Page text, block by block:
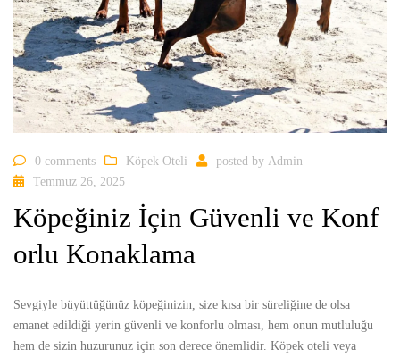
0 comments Köpek Oteli posted by Admin
Temmuz 26, 2025
Köpeğiniz İçin Güvenli ve Konf
orlu Konaklama
Sevgiyle büyüttüğünüz köpeğinizin, size kısa bir süreliğine de olsa
emanet edildiği yerin güvenli ve konforlu olması, hem onun mutluluğu
hem de sizin huzurunuz için son derece önemlidir. Köpek oteli veya